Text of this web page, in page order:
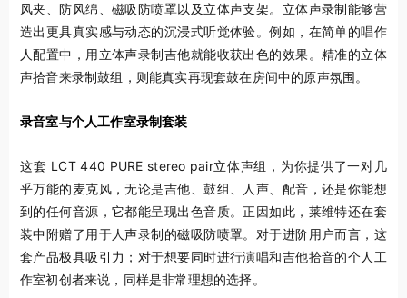
风夹、防风绵、磁吸防喷罩以及立体声支架。立体声录制能够营
造出更具真实感与动态的沉浸式听觉体验。例如，在简单的唱作
人配置中，用立体声录制吉他就能收获出色的效果。精准的立体
声拾音来录制鼓组，则能真实再现套鼓在房间中的原声氛围。
录音室与个人工作室录制套装
这套 LCT 440 PURE stereo pair立体声组，为你提供了一对几
乎万能的麦克风，无论是吉他、鼓组、人声、配音，还是你能想
到的任何音源，它都能呈现出色音质。正因如此，莱维特还在套
装中附赠了用于人声录制的磁吸防喷罩。对于进阶用户而言，这
套产品极具吸引力；对于想要同时进行演唱和吉他拾音的个人工
作室初创者来说，同样是非常理想的选择。